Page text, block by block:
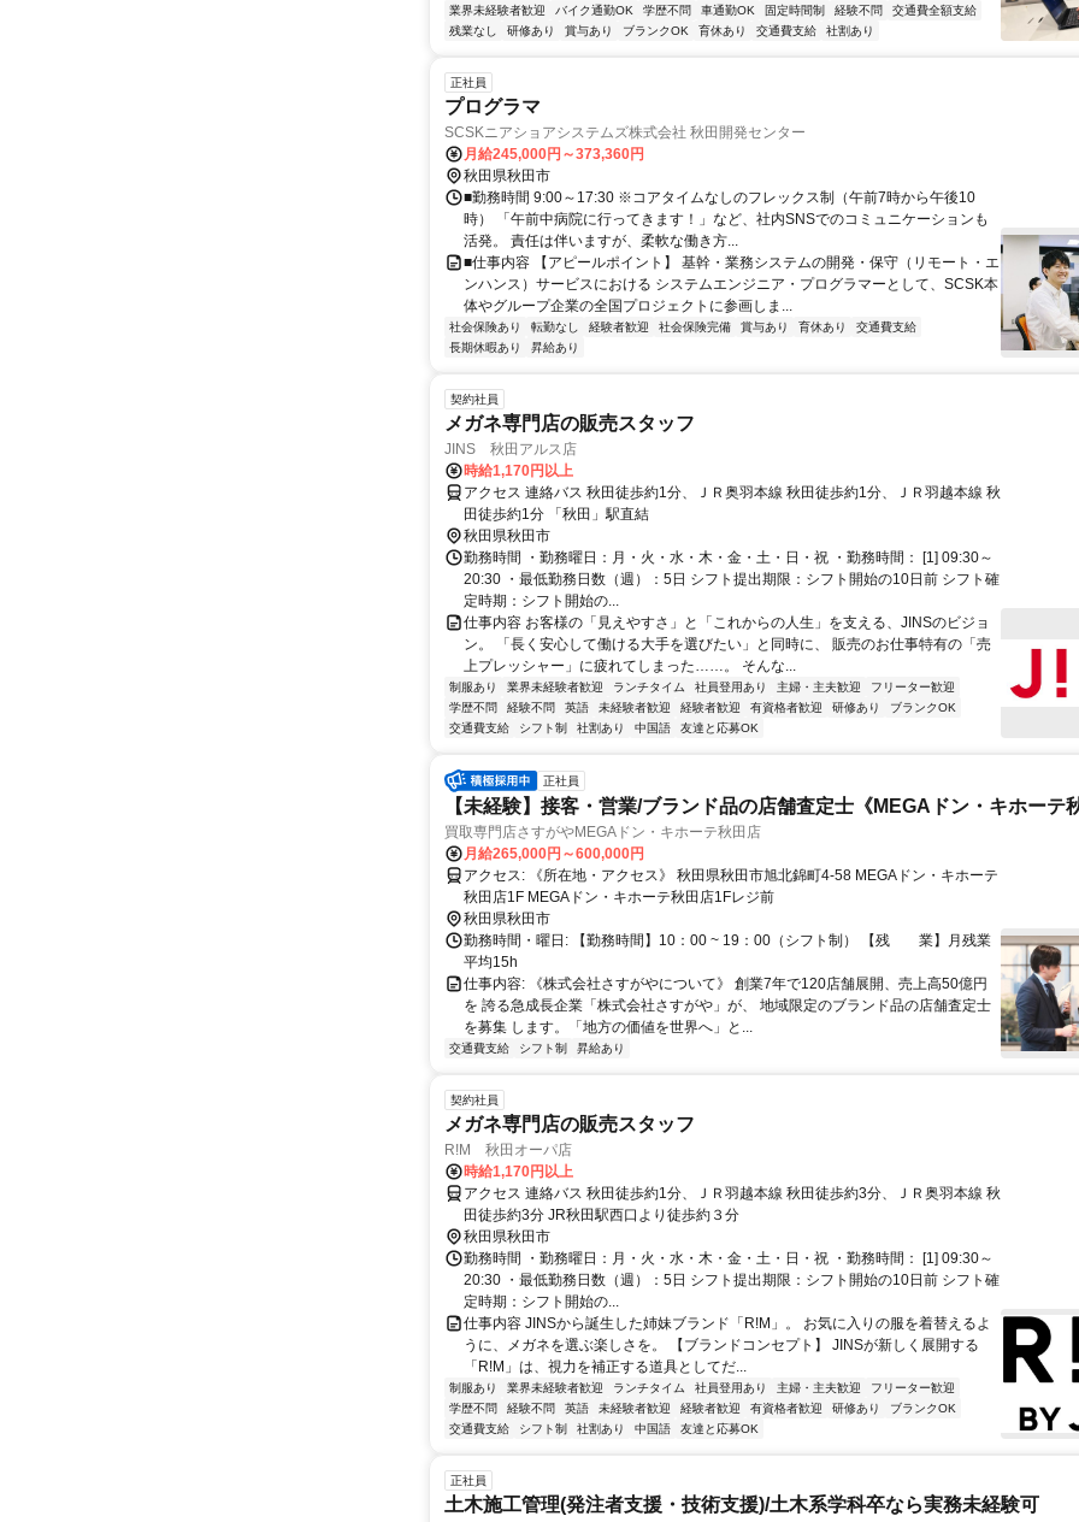
業界未経験者歓迎 バイク通勤OK 学歴不問 車通勤OK 固定時間制 経験不問
交通費全額支給
残業なし
研修あり 賞与あり ブランクOK 育休あり 交通費支給 社割あり
正社員
プログラマ
SCSKニアショアシステムズ株式会社 秋田開発センター
月給245,000円～373,360円
秋田県秋田市
■勤務時間 9:00～17:30 ※コアタイムなしのフレックス制（午前7時から午後10
時） 「午前中病院に行ってきます！」など、社内SNSでのコミュニケーションも
活発。 責任は伴いますが、柔軟な働き方...
■仕事内容 【アピールポイント】 基幹・業務システムの開発・保守（リモート・エ
ンハンス）サービスにおける システムエンジニア・プログラマーとして、SCSK本
体やグループ企業の全国プロジェクトに参画しま...
社会保険あり 転勤なし 経験者歓迎 社会保険完備 賞与あり 育休あり
交通費支給
長期休暇あり
昇給あり
契約社員
メガネ専門店の販売スタッフ
JINS 秋田アルス店
時給1,170円以上
アクセス 連絡バス 秋田徒歩約1分、ＪＲ奥羽本線 秋田徒歩約1分、ＪＲ羽越本線 秋
田徒歩約1分 「秋田」駅直結
秋田県秋田市
勤務時間 ・勤務曜日：月・火・水・木・金・土・日・祝 ・勤務時間： [1] 09:30～
20:30 ・最低勤務日数（週）：5日 シフト提出期限：シフト開始の10日前 シフト確
定時期：シフト開始の...
仕事内容 お客様の「見えやすさ」と「これからの人生」を支える、JINSのビジョ
ン。 「長く安心して働ける大手を選びたい」と同時に、 販売のお仕事特有の「売
上プレッシャー」に疲れてしまった……。 そんな...
制服あり 業界未経験者歓迎 ランチタイム 社員登用あり 主婦・主夫歓迎
フリーター歓迎
学歴不問
経験不問 英語 未経験者歓迎 経験者歓迎 有資格者歓迎 研修あり
ブランクOK
交通費支給
シフト制 社割あり 中国語 友達と応募OK
正社員
【未経験】接客・営業/ブランド品の店舗査定士《MEGAドン・キホーテ
買取専門店さすがやMEGAドン・キホーテ秋田店
月給265,000円～600,000円
アクセス: 《所在地・アクセス》 秋田県秋田市旭北錦町4-58 MEGAドン・キホーテ
秋田店1F MEGAドン・キホーテ秋田店1Fレジ前
秋田県秋田市
勤務時間・曜日: 【勤務時間】10：00 ~ 19：00（シフト制） 【残 業】月残業
平均15h
仕事内容: 《株式会社さすがやについて》 創業7年で120店舗展開、売上高50億円
を 誇る急成長企業「株式会社さすがや」が、 地域限定のブランド品の店舗査定士
を募集 します。「地方の価値を世界へ」と...
交通費支給 シフト制 昇給あり
契約社員
メガネ専門店の販売スタッフ
R!M 秋田オーパ店
時給1,170円以上
アクセス 連絡バス 秋田徒歩約1分、ＪＲ羽越本線 秋田徒歩約3分、ＪＲ奥羽本線 秋
田徒歩約3分 JR秋田駅西口より徒歩約３分
秋田県秋田市
勤務時間 ・勤務曜日：月・火・水・木・金・土・日・祝 ・勤務時間： [1] 09:30～
20:30 ・最低勤務日数（週）：5日 シフト提出期限：シフト開始の10日前 シフト確
定時期：シフト開始の...
仕事内容 JINSから誕生した姉妹ブランド「R!M」。 お気に入りの服を着替えるよ
うに、メガネを選ぶ楽しさを。 【ブランドコンセプト】 JINSが新しく展開する
「R!M」は、視力を補正する道具としてだ...
制服あり 業界未経験者歓迎 ランチタイム 社員登用あり 主婦・主夫歓迎
フリーター歓迎
学歴不問
経験不問 英語 未経験者歓迎 経験者歓迎 有資格者歓迎 研修あり
ブランクOK
交通費支給
シフト制 社割あり 中国語 友達と応募OK
正社員
土木施工管理(発注者支援・技術支援)/土木系学科卒なら実務未経験可